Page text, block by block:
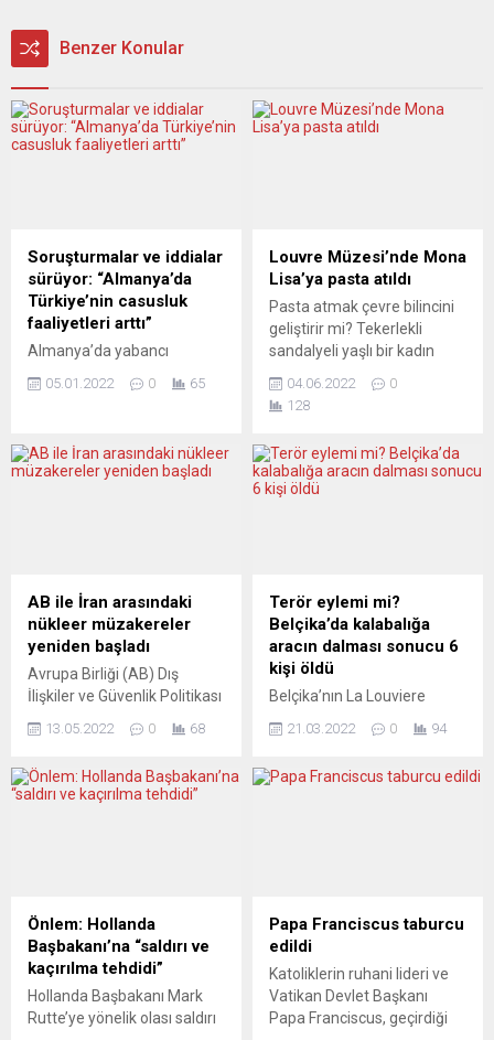
Benzer Konular
Soruşturmalar ve iddialar
sürüyor: “Almanya’da
Türkiye’nin casusluk
faaliyetleri arttı”
Almanya’da yabancı
yapılan casusluk
Özellikle Türkiye adına
yürütülen casusluk
yabancı istihbarat
servislerinin faaliyetleriyle
ilgili olarak açtığı
soruşturmaların sayısı
2021’de bir önceki yıla
kıyasla artış gösterdi. Die
Welt gazetesinde Alman
soru...
05.01.2022 0 65
Louvre Müzesi’nde Mona
Lisa’ya pasta atıldı
Pasta atmak çevre bilincini
geliştirir mi? Tekerlekli
sandalyeli yaşlı bir kadın
adam, pazar günü Paris’teki
Louvre Müzesi’nde Mona
Eyleminin amacı, müze
ziyaretçilerini çevre
korunduğu için herhangi bir
hasar oluşmadı. Mona Lisa...
04.06.2022
0
128
AB ile İran arasındaki
nükleer müzakereler
yeniden başladı
Avrupa Birliği (AB) Dış
İlişkiler ve Güvenlik Politikası
Borrell, İran nükleer
uygulanması için yürütülen
müzakerelerin iki aylık
Toplantısı’nın girişinde
gazetecilerin sorularını
yanıtladı. Ekibinin kıdemli
diplomatlarından Enrique
Mora’nın, İran’da yaptığı
görüşmelerden Brüksel’e
13.05.2022 0 68
Terör eylemi mi?
Belçika’da kalabalığa
aracın dalması sonucu 6
kişi öldü
Belçika’nın La Louviere
düzenlemek için sabahın
kalabalığın arasına bir aracın
olmadığı, neden yapıldığı ise
araştırılıyor. Ulusal
karnaval eğlenceleri
düzenlemek üzere La
Louviere...
21.03.2022 0 94
Önlem: Hollanda
Başbakanı’na “saldırı ve
kaçırılma tehdidi”
Hollanda Başbakanı Mark
Rutte’ye yönelik olası saldırı
Papa Franciscus taburcu
edildi
Katoliklerin ruhani lideri ve
Vatikan Devlet Başkanı
Papa Franciscus, geçirdiği